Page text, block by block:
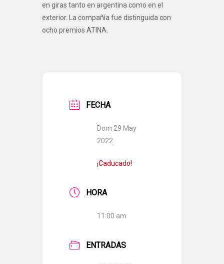
en giras tanto en argentina como en el
exterior. La compañía fue distinguida con
ocho premios ATINA.
FECHA
Dom 29 May
2022
¡Caducado!
HORA
11:00 am
ENTRADAS